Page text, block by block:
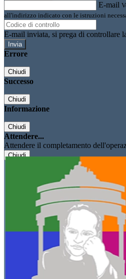
E-mail
all'indirizzo indicato con le istruzioni
E-mail inviata, si prega di controllare
Errore
Chiudi
Successo
Chiudi
Informazione
Chiudi
Attendere...
Attendere il completamento
Chiudi